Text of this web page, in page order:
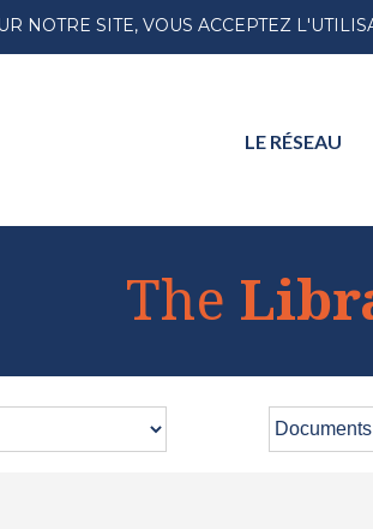
NOTRE SITE, VOUS ACCEPTEZ
LE RÉSEAU
The